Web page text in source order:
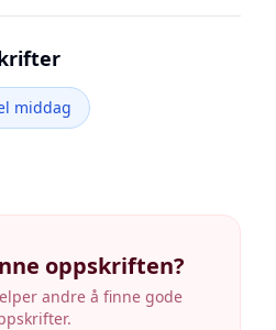
middag
oppskriften?
andre å finne gode